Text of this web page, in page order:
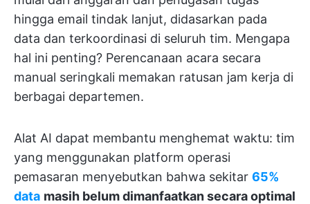
hingga email tindak lanjut, didasarkan pada
data dan terkoordinasi di seluruh tim. Mengapa
hal ini penting? Perencanaan acara secara
manual seringkali memakan ratusan jam kerja di
berbagai departemen.
Alat AI dapat membantu menghemat waktu: tim
yang menggunakan platform operasi
pemasaran menyebutkan bahwa sekitar 65%
data masih belum dimanfaatkan secara optimal